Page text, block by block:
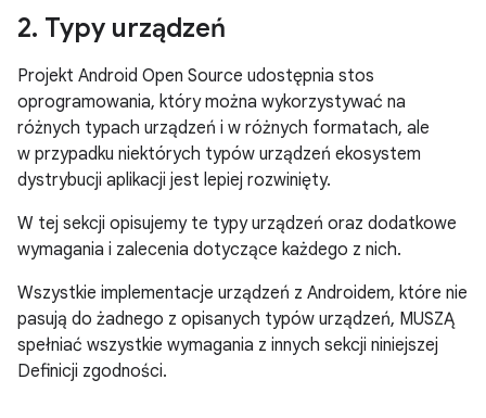
2. Typy urządzeń
Projekt Android Open Source udostępnia stos
oprogramowania, który można wykorzystywać na
różnych typach urządzeń i w różnych formatach, ale
w przypadku niektórych typów urządzeń ekosystem
dystrybucji aplikacji jest lepiej rozwinięty.
W tej sekcji opisujemy te typy urządzeń oraz dodatkowe
wymagania i zalecenia dotyczące każdego z nich.
Wszystkie implementacje urządzeń z Androidem, które nie
pasują do żadnego z opisanych typów urządzeń, MUSZĄ
spełniać wszystkie wymagania z innych sekcji niniejszej
Definicji zgodności.